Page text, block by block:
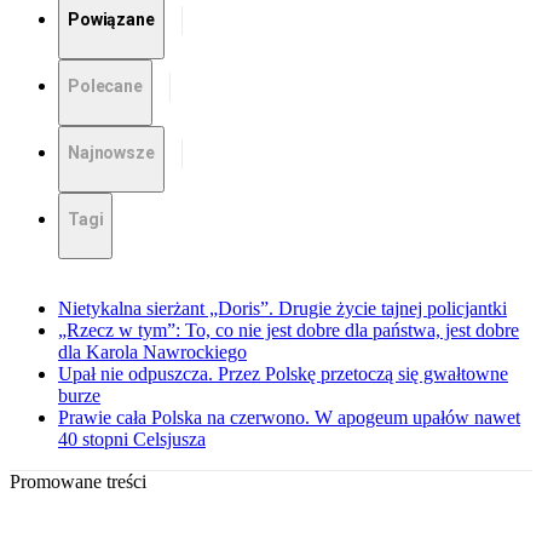
Powiązane
Polecane
Najnowsze
Tagi
Nietykalna sierżant „Doris”. Drugie życie tajnej policjantki
„Rzecz w tym”: To, co nie jest dobre dla państwa, jest dobre
dla Karola Nawrockiego
Upał nie odpuszcza. Przez Polskę przetoczą się gwałtowne
burze
Prawie cała Polska na czerwono. W apogeum upałów nawet
40 stopni Celsjusza
Promowane treści